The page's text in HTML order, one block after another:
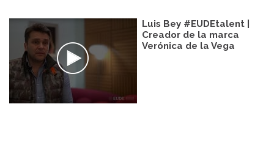
Luis Bey #EUDEtalent |
Creador de la marca
Verónica de la Vega